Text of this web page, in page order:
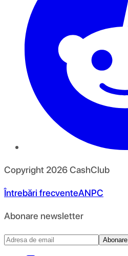
Copyright 2026CashClub
Întrebări frecventeANPC
Abonare newsletter
Abonare